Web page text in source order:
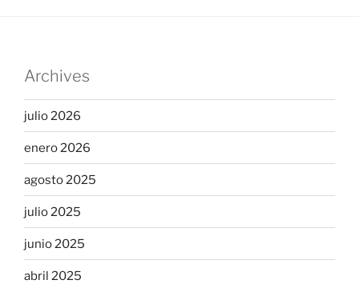
Archives
julio 2026
enero 2026
agosto 2025
julio 2025
junio 2025
abril 2025